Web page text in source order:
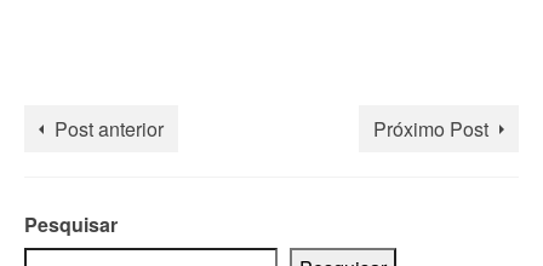
Post anterior Próximo Post
Pesquisar